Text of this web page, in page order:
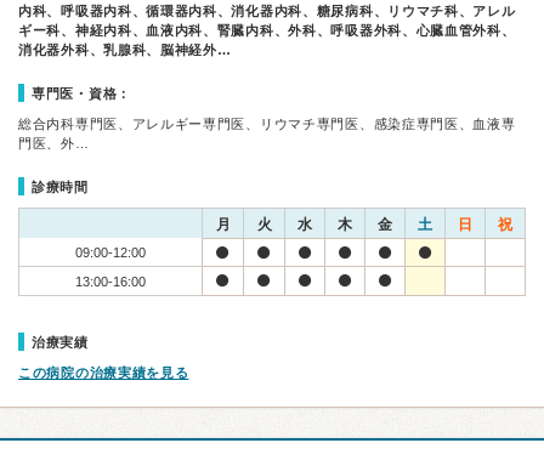
内科、呼吸器内科、循環器内科、消化器内科、糖尿病科、リウマチ科、アレル
ギー科、神経内科、血液内科、腎臓内科、外科、呼吸器外科、心臓血管外科、
消化器外科、乳腺科、脳神経外…
専門医・資格：
総合内科専門医、アレルギー専門医、リウマチ専門医、感染症専門医、血液専
門医、外…
診療時間
月 火 水 木 金 土 日 祝
09:00-12:00
13:00-16:00
治療実績
この病院の治療実績を見る